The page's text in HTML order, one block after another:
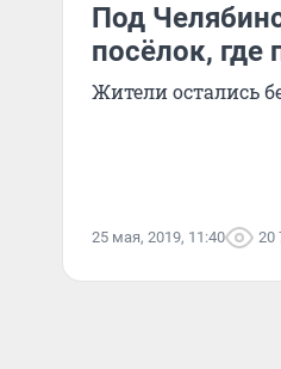
Под
посёлок, где
Жители остались
25 мая, 2019, 11:40 20